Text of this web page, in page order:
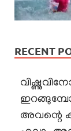
RECENT
അവന്റെ